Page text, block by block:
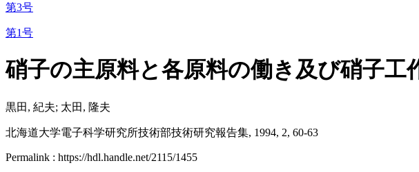
第3号
第1号
硝子の主原料と各原料の働き及び硝子工
黒田, 紀夫; 太田, 隆夫
北海道大学電子科学研究所技術部技術研究報告集, 1994, 2, 60-63
Permalink : https://hdl.handle.net/2115/1455